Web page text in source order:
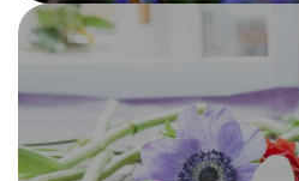
Ginger